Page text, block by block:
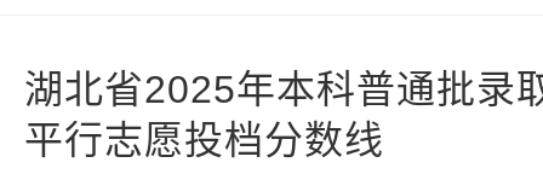
湖北省2025年本科普通批录
平行志愿投档分数线